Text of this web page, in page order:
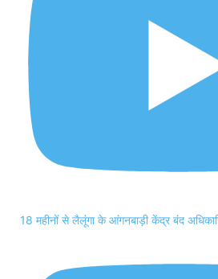
18 महीनों से लैलूंगा के आंगनबाड़ी केंद्र बंद